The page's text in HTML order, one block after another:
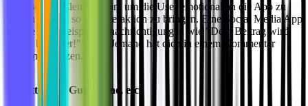
Füge soziale Elemente ein, um die User emotional an die App zu
binden und sie so zur Interaktion zu bringen. Eine Social Media App
könnte zum Beispiel Benachrichtigungen wie "Dein Beitrag wird
immer beliebter!" oder "Jemand hat dich in einem Kommentar
erwähnt!" nutzen.
Rabattcodes, Gutscheine, etc.